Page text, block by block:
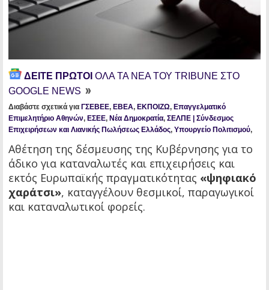
ΔΕΙΤΕ ΠΡΩΤΟΙ ΟΛΑ ΤΑ ΝΕΑ ΤΟΥ TRIBUNE ΣΤΟ
GOOGLE NEWS
Διαβάστε σχετικά για ΓΣΕΒΕΕ, ΕΒΕΑ, ΕΚΠΟΙΖΩ, Επαγγελματικό
Επιμελητήριο Αθηνών, ΕΣΕΕ, Νέα Δημοκρατία, ΣΕΛΠΕ | Σύνδεσμος
Επιχειρήσεων και Λιανικής Πωλήσεως Ελλάδος, Υπουργείο Πολιτισμού,
Αθέτηση της δέσμευσης της Κυβέρνησης για το
άδικο για καταναλωτές και επιχειρήσεις και
εκτός Ευρωπαϊκής πραγματικότητας «ψηφιακό
χαράτσι», καταγγέλουν θεσμικοί, παραγωγικοί
και καταναλωτικοί φορείς.